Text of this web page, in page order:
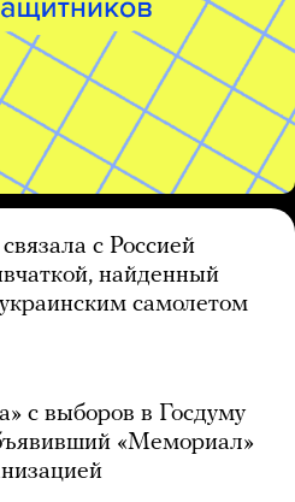
с Россией
найденный
самолетом
с выборов в Госдуму
«Мемориал»